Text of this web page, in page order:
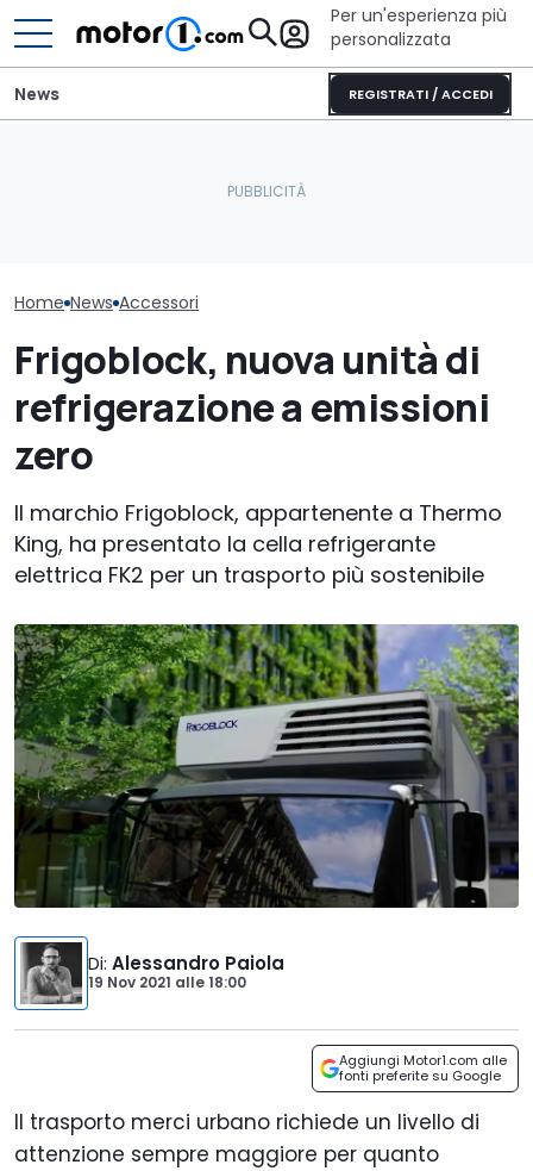
Per un'esperienza più
personalizzata
REGISTRATI / ACCEDI
News
Home News Accessori
Frigoblock, nuova unità di
refrigerazione a emissioni
zero
Il marchio Frigoblock, appartenente a Thermo
King, ha presentato la cella refrigerante
elettrica FK2 per un trasporto più sostenibile
Di: Alessandro Paiola
19 Nov 2021 alle18:00
Aggiungi Motor1.com alle
fonti preferite su Google
Il trasporto merci urbano richiede un livello di
attenzione sempre maggiore per quanto